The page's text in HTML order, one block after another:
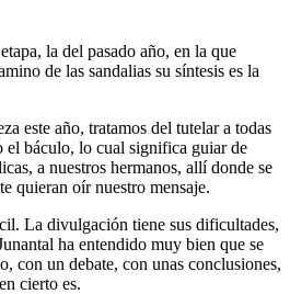
la del pasado año, en la que
de las sandalias su síntesis es la
este año, tratamos del tutelar a todas
el báculo, lo cual significa guiar de
a nuestros hermanos, allí donde se
quieran oír nuestro mensaje.
La divulgación tiene sus dificultades,
ha entendido muy bien que se
con un debate, con unas conclusiones,
cierto es.